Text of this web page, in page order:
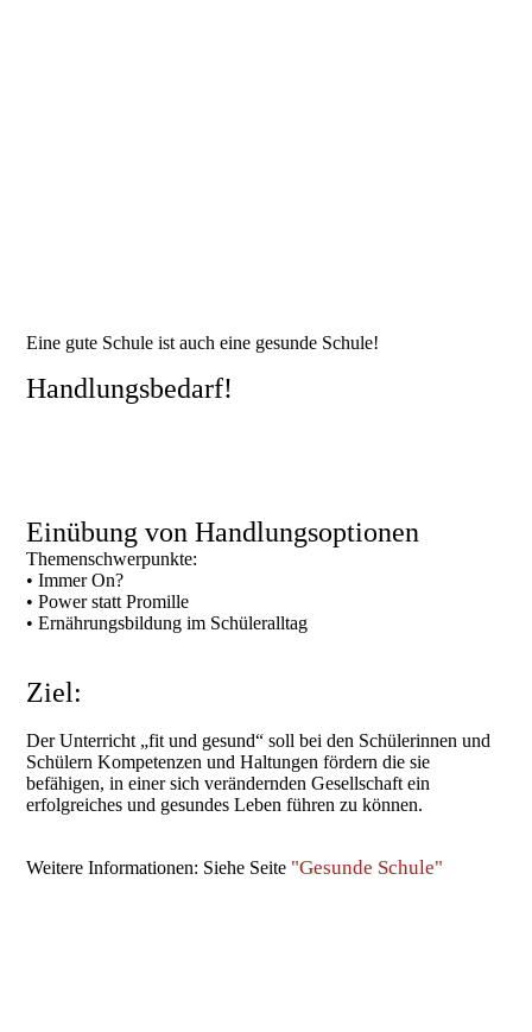
Eine gute Schule ist auch eine gesunde Schule!
Handlungsbedarf!
Einübung von Handlungsoptionen
Themenschwerpunkte:
• Immer On?
• Power statt Promille
• Ernährungsbildung im Schüleralltag
Ziel:
Der Unterricht „fit und gesund“ soll bei den Schülerinnen und
Schülern Kompetenzen und Haltungen fördern die sie
befähigen, in einer sich verändernden Gesellschaft ein
erfolgreiches und gesundes Leben führen zu können.
Weitere Informationen: Siehe Seite "Gesunde Schule"